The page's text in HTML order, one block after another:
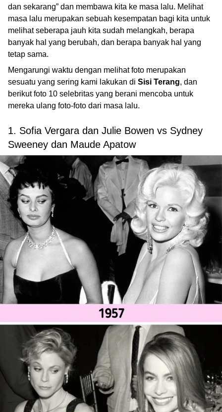
dan sekarang” dan membawa kita ke masa lalu. Melihat
masa lalu merupakan sebuah kesempatan bagi kita untuk
melihat seberapa jauh kita sudah melangkah, berapa
banyak hal yang berubah, dan berapa banyak hal yang
tetap sama.
Mengarungi waktu dengan melihat foto merupakan
sesuatu yang sering kami lakukan di Sisi Terang, dan
berikut foto 10 selebritas yang berani mencoba untuk
mereka ulang foto-foto dari masa lalu.
1. Sofia Vergara dan Julie Bowen vs Sydney
Sweeney dan Maude Apatow